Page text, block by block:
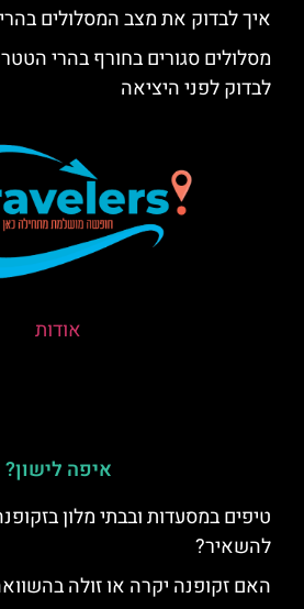
איך לבדוק את מצב המסלולים
מסלולים סגורים בחורף בהרי
לבדוק לפני היציאה
אודות
איפה לישון?
טיפים במסעדות ובבתי מלון
להשאיר?
האם זקופנה יקרה או זולה